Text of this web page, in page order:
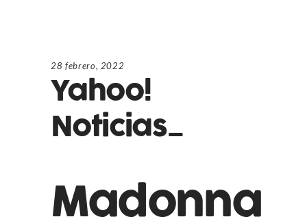
28 febrero, 2022
Yahoo!
Noticias_
Madonna